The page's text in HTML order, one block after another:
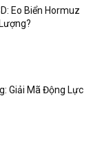
Eo Biển Hormuz
Giải Mã Động Lực